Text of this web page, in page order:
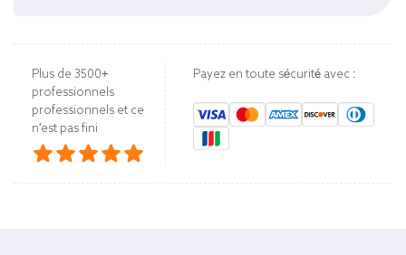
Plus de 3500+
professionnels
professionnels et ce
n'est pas fini
Payez en toute sécurité avec :